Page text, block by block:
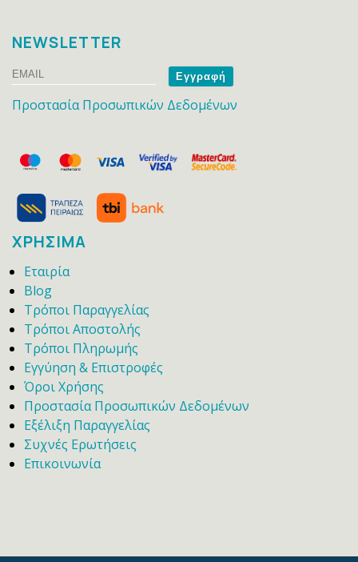
NEWSLETTER
Email
Name
Προστασία Προσωπικών Δεδομένων
ΧΡΗΣΙΜΑ
Εταιρία
Blog
Τρόποι Παραγγελίας
Τρόποι Αποστολής
Τρόποι Πληρωμής
Εγγύηση & Επιστροφές
Όροι Χρήσης
Προστασία Προσωπικών Δεδομένων
Εξέλιξη Παραγγελίας
Συχνές Ερωτήσεις
Επικοινωνία